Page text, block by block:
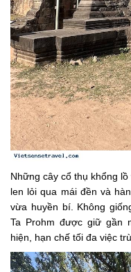
Những cây cổ thụ khổng
len lỏi qua mái đền và
vừa huyền bí. Không
Ta Prohm được giữ gần
hiện, hạn chế tối đa việc